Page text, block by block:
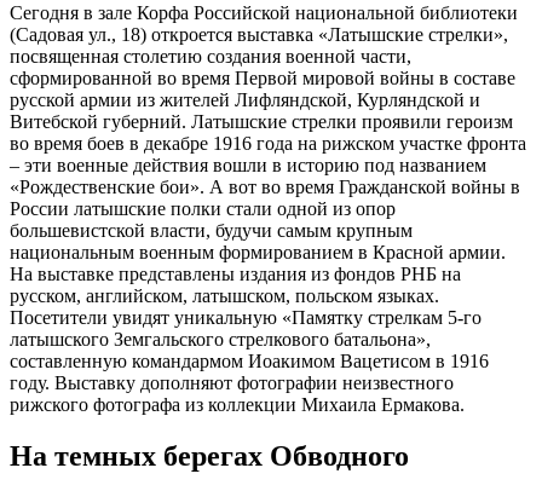
Сегодня в зале Корфа Российской национальной библиотеки
(Садовая ул., 18) откроется выставка «Латышские стрелки»,
посвященная столетию создания военной части,
сформированной во время Первой мировой войны в составе
русской армии из жителей Лифляндской, Курляндской и
Витебской губерний. Латышские стрелки проявили героизм
во время боев в декабре 1916 года на рижском участке фронта
– эти военные действия вошли в историю под названием
«Рождественские бои». А вот во время Гражданской войны в
России латышские полки стали одной из опор
большевистской власти, будучи самым крупным
национальным военным формированием в Красной армии.
На выставке представлены издания из фондов РНБ на
русском, английском, латышском, польском языках.
Посетители увидят уникальную «Памятку стрелкам 5-го
латышского Земгальского стрелкового батальона»,
составленную командармом Иоакимом Вацетисом в 1916
году. Выставку дополняют фотографии неизвестного
рижского фотографа из коллекции Михаила Ермакова.
На темных берегах Обводного